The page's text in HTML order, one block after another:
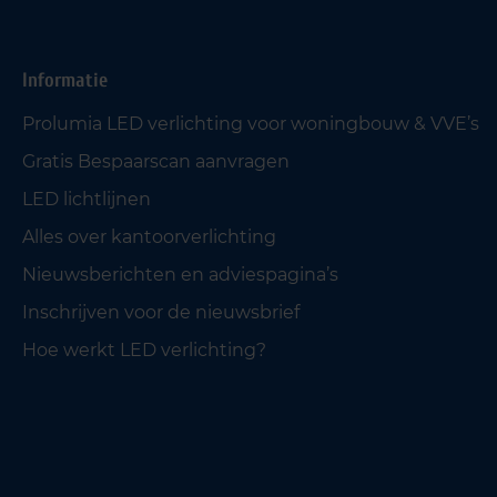
Informatie
Prolumia LED verlichting voor woningbouw & VVE’s
Gratis Bespaarscan aanvragen
LED lichtlijnen
Alles over kantoorverlichting
Nieuwsberichten en adviespagina’s
Inschrijven voor de nieuwsbrief
Hoe werkt LED verlichting?